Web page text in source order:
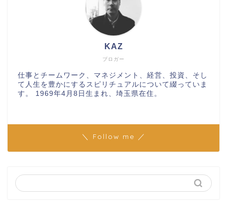
ブロガー
KAZ
仕事とチームワーク、マネジメント、経営、投資、そし
て人生を豊かにするスピリチュアルについて綴っていま
す。 1969年4月8日生まれ、埼玉県在住。
＼ Follow me ／